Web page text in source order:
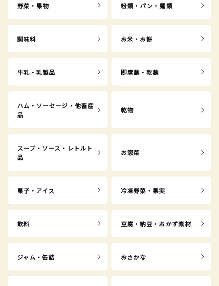
野菜・果物 粉類・パン・麺類
調味料 お米・お餅
牛乳・乳製品 即席麺・乾麺
ハム・ソーセージ・他畜産
品
乾物
スープ・ソース・レトルト
品
お惣菜
菓子・アイス 冷凍野菜・果実
飲料 豆腐・納豆・おかず素材
ジャム・缶詰 おさかな